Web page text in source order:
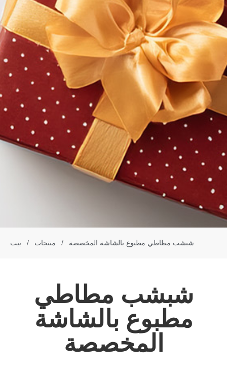
بيت / منتجات / شبشب مطاطي مطبوع بالشاشة المخصصة
شبشب مطاطي
مطبوع بالشاشة
المخصصة